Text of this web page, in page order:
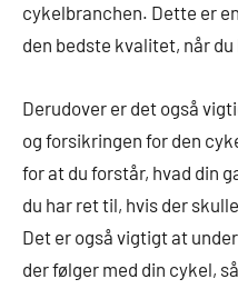
cykelbranchen. Dette er
den bedste kvalitet, når
Derudover er det også
og forsikringen for den
for at du forstår, hvad din
du har ret til, hvis der
Det er også vigtigt at
der følger med din cykel,